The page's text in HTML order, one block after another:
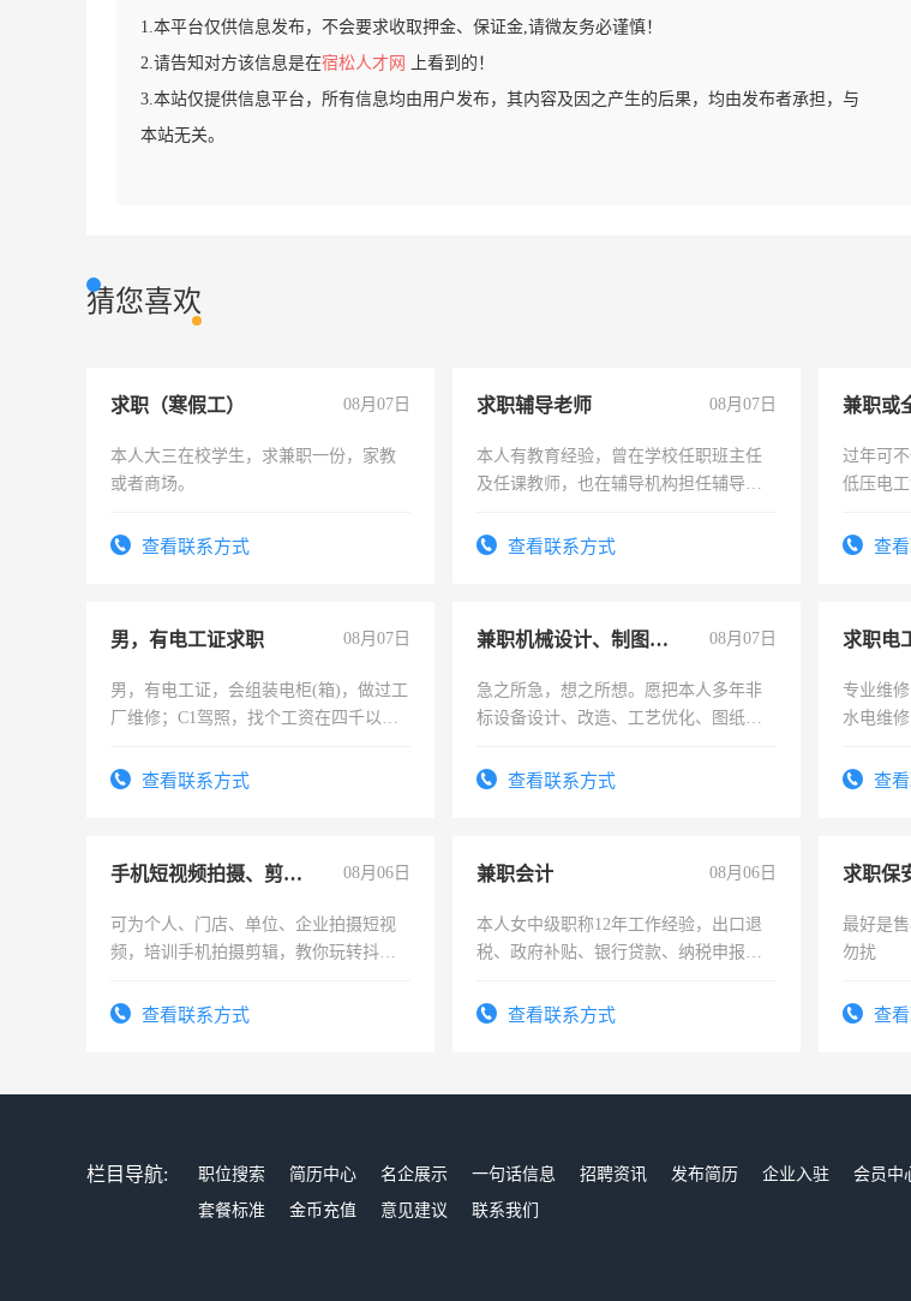
1.本平台仅供信息发布，不会要求收取押金、保证金,请微友务必谨慎！
2.请告知对方该信息是在宿松人才网
上看到的！
3.本站仅提供信息平台，所有信息均由用户发布，其内容及因之产生的后果，均由发布者承担，与
本站无关。
猜您喜欢
求职（寒假工） 08月07日
本人大三在校学生，求兼职一份，家教
或者商场。
查看联系方式
求职辅导老师 08月07日
本人有教育经验，曾在学校任职班主任
及任课教师，也在辅导机构担任辅导教
查看联系方式
过年可
低压电
查
男，有电工证求职 08月07日
男，有电工证，会组装电柜(箱)，做过工
厂维修；C1驾照，找个工资在四千以
电话查看联系方式
兼职机械设计、制图、设备改造 08月07日
急之所急，想之所想。愿把本人多年非
标设备设计、改造、工艺优化、图纸制
结识有识之士，共享未来。
查看联系方式
求职电
专业维
水电维
查
手机短视频拍摄、剪辑、抖音快手 08月06日
可为个人、门店、单位、企业拍摄短视
频，培训手机拍摄剪辑，教你玩转抖音
频，培训手机拍摄剪辑，教你玩转抖
查看联系方式
兼职会计 08月06日
本人女中级职称12年工作经验，出口退
税、政府补贴、银行贷款、纳税申报、
务，财务咨询等业务。欲求兼职会计工
查看联系方式
求职保
最好是
勿扰
查
栏目导航: 职位搜索 简历中心 名企展示 一句话信息 招聘资讯 发布简历 企业入驻 会员中
套餐标准
金币充值 意见建议 联系我们